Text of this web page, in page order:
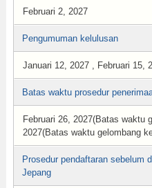
Februari 2, 2027
Pengumuman kelulusan
Januari 12, 2027 , Februari 15,
Batas waktu prosedur
Februari 26, 2027(Batas waktu
2027(Batas waktu gelombang
Prosedur pendaftaran sebelum
Jepang